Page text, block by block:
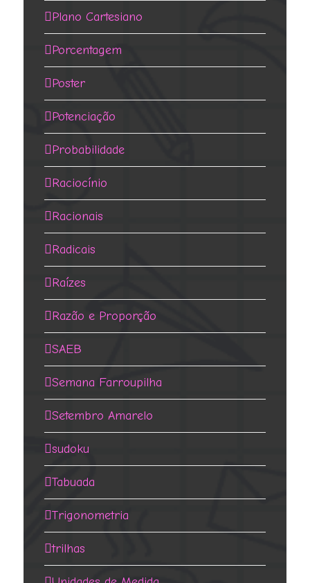
Plano Cartesiano
Porcentagem
Poster
Potenciação
Probabilidade
Raciocínio
Racionais
Radicais
Raízes
Razão e Proporção
SAEB
Semana Farroupilha
Setembro Amarelo
sudoku
Tabuada
Trigonometria
trilhas